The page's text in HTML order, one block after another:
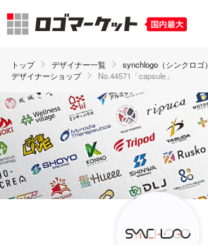
トップ デザイナー一覧
synchlogo（シンクロゴ）
デザイナーショップ
No.44571「capsule」